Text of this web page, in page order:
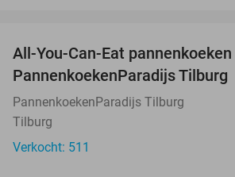
All-You-Can-Eat
PannenkoekenParadijs Tilburg
PannenkoekenParadijs Tilburg
Tilburg
Verkocht: 511